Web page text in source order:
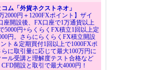
ム「外貨ネクストネオ」
2000円＋1200FXポイント】ザイ
座開設後、FX口座で1万通貨以上
5000円+らくらくFX積立1回以上定
円。さらにらくらくFX積立開設
ト＆定期買付1回以上で1000FXポ
に取引量に応じて最大100万円に
ル受講と理解度テスト合格など
開設と取引で最大4000円！